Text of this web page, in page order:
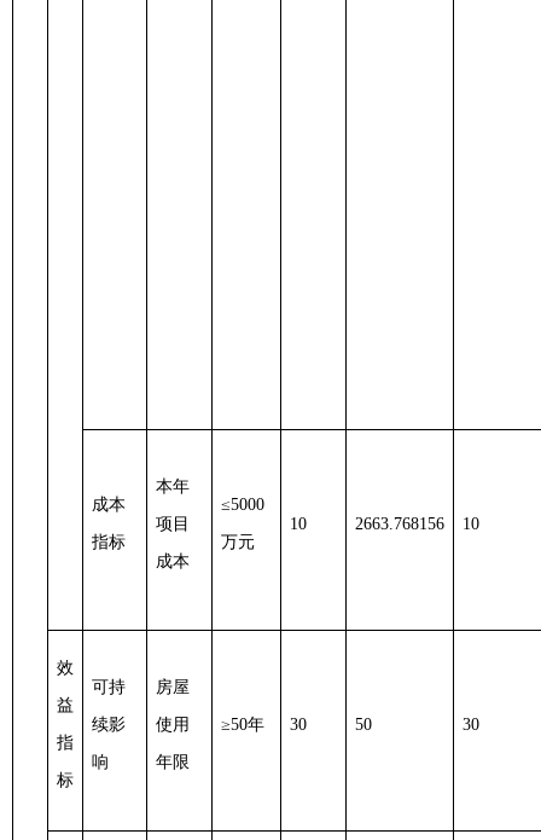
成本
指标
本年
项目
成本
≤5000
万元
10 2663.768156 10
效
益
指
标
可持
续影
响
房屋
使用
年限
≥50年 30 50 30